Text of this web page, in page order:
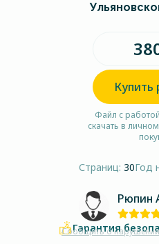
Купить
Файл с
скачать в
Страниц: 30Год
Рюпин
Сообщить о
Гарантия